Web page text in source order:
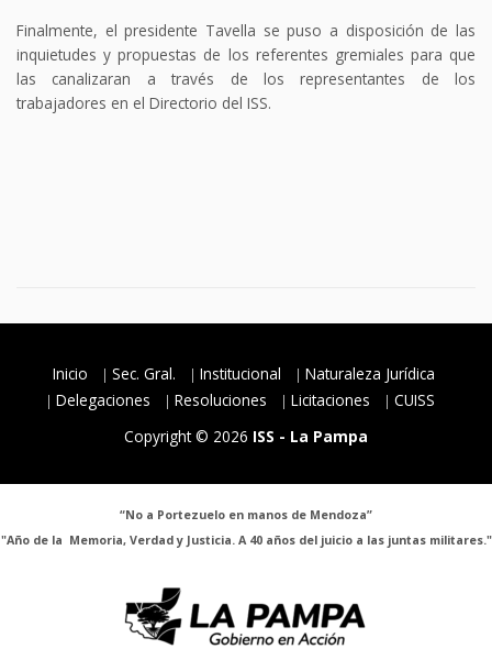
Finalmente, el presidente Tavella se puso a disposición de las
inquietudes y propuestas de los referentes gremiales para que
las canalizaran a través de los representantes de los
trabajadores en el Directorio del ISS.
Inicio Sec. Gral. Institucional
Naturaleza Jurídica
Delegaciones
Resoluciones Licitaciones
CUISS
Copyright © 2026 ISS - La Pampa
“No a Portezuelo en manos de Mendoza”
"Año de la Memoria, Verdad y Justicia. A 40 años del juicio a las juntas militares."